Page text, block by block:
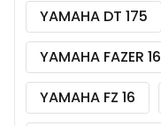
YAMAHA DT 175
YAMAHA FAZER 16
YAMAHA FZ 16